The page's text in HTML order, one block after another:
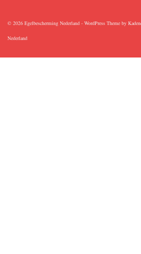
© 2026 Egelbescherming Nederland - WordPress Theme by
Nederland